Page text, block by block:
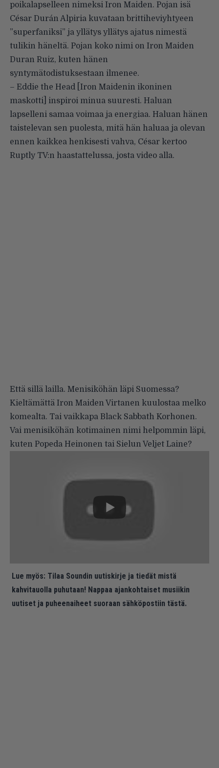
poikalapselleen nimeksi Iron Maiden. Pojan isä
César Durán Alpiria kuvataan brittiheviyhtyeen
”superfaniksi” ja yllätys yllätys ajatus nimestä
tulikin häneltä. Pojan koko nimi on Iron Maiden
Duran Ruiz, kuten hänen
syntymätodistuksestaan ilmenee.
– Eddie the Head [Iron Maidenin ikoninen
maskotti] inspiroi minua suuresti. Haluan
lapselleni samaa voimaa ja energiaa. Haluan hänen
taistelevan sen puolesta, mitä hän haluaa ja olevan
ennen kaikkea henkisesti vahva, César kertoo
Ruptly TV:n haastattelussa, josta video alla.
Että sillä lailla. Menisiköhän läpi Suomessa?
Kieltämättä Iron Maiden Virtanen kuulostaa melko
komealta. Tai vaikkapa Black Sabbath Korhonen.
Vai menisiköhän kotimainen nimi helpommin läpi,
kuten Popeda Heinonen tai Sielun Veljet Laine?
Lue myös: Tilaa Soundin uutiskirje ja tiedät mistä
kahvitauolla puhutaan! Nappaa ajankohtaiset musiikin
uutiset ja puheenaiheet suoraan sähköpostiin tästä.